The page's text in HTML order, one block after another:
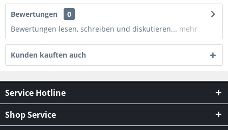
Bewertungen
0
Bewertungen lesen, schreiben und diskutieren... mehr
Kunden kauften auch
Service Hotline
Shop Service